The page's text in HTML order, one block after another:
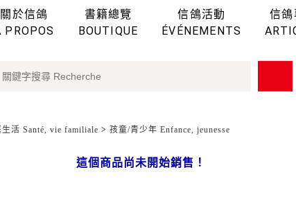
關於信鴿
PROPOS
書籍總覽
BOUTIQUE
信鴿活動
ÉVÉNEMENTS
信鴿
活 Santé, vie familiale > 孩童/青少年 Enfance, jeunesse
這個商品尚未開始銷售！